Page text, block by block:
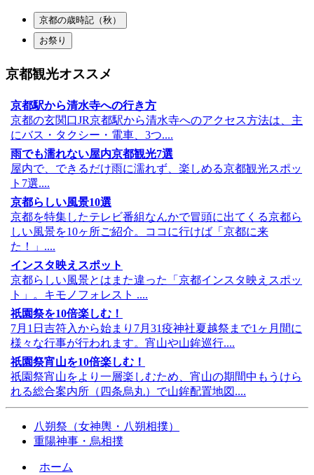
京都の歳時記（秋）
お祭り
京都観光オススメ
京都駅から清水寺への行き方
京都の玄関口JR京都駅から清水寺へのアクセス方法は、主
にバス・タクシー・電車、3つ....
雨でも濡れない屋内京都観光7選
屋内で、できるだけ雨に濡れず、楽しめる京都観光スポッ
ト7選....
京都らしい風景10選
京都を特集したテレビ番組なんかで冒頭に出てくる京都ら
しい風景を10ヶ所ご紹介。ココに行けば「京都に来
た！」....
インスタ映えスポット
京都らしい風景とはまた違った「京都インスタ映えスポッ
ト」。キモノフォレスト ....
祇園祭を10倍楽しむ！
7月1日吉符入から始まり7月31疫神社夏越祭まで1ヶ月間に
様々な行事が行われます。宵山や山鉾巡行....
祇園祭宵山を10倍楽しむ！
祇園祭宵山をより一層楽しむため、宵山の期間中もうけら
れる総合案内所（四条烏丸）で山鉾配置地図....
八朔祭（女神輿・八朔相撲）
重陽神事・烏相撲
ホーム